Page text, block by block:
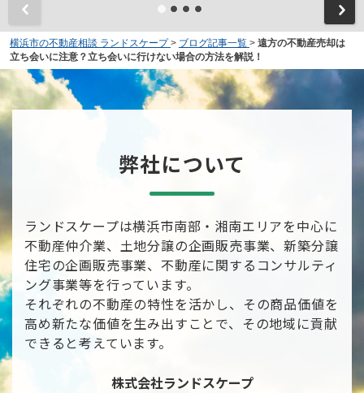
横浜市の不動産相談 ランドスケープ > ブログ記事一覧 > 遠方の不動産売却は
立ち会いに注意？立ち会いに行けない場合の方法を解説！
弊社について
ランドスケープは横浜市南部・湘南エリアを中心に
不動産仲介業、土地分譲の企画販売事業、新築分譲
住宅の企画販売事業、不動産に関するコンサルティ
ング事業等を行っています。
それぞれの不動産の特性を活かし、その商品価値を
高め新たな価値を生み出すことで、その地域に貢献
できると考えています。
株式会社ランドスケープ